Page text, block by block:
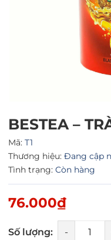
BESTEA –
Mã: T1
Thương hiệu: Đang cập
Tình trạng: Còn hàng
76.000₫
Số lượng: -